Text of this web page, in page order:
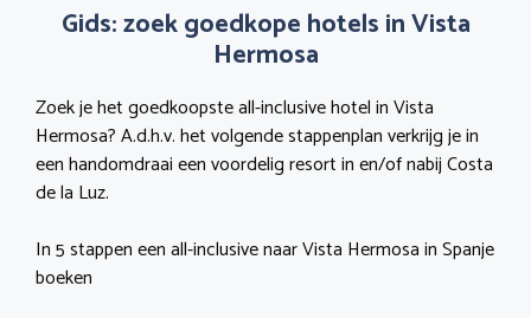
Gids: zoek goedkope hotels in Vista
Hermosa
Zoek je het goedkoopste all-inclusive hotel in Vista
Hermosa? A.d.h.v. het volgende stappenplan verkrijg je in
een handomdraai een voordelig resort in en/of nabij Costa
de la Luz.
In 5 stappen een all-inclusive naar Vista Hermosa in Spanje
boeken